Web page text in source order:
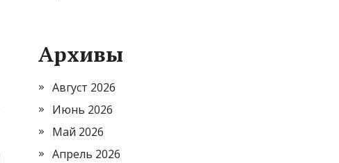
Архивы
Август 2026
Июнь 2026
Май 2026
Апрель 2026